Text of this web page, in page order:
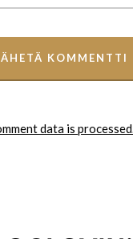
data is processed.